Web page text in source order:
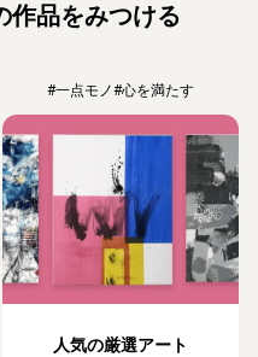
作品をみつける
#一点モノ#心を満たす
人気の厳選アート